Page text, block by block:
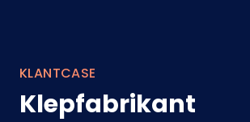
KLANTCASE
Klepfabrikant